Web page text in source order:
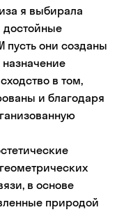
я выбирала
пусть они созданы
в том,
и благодаря
в основе
природой